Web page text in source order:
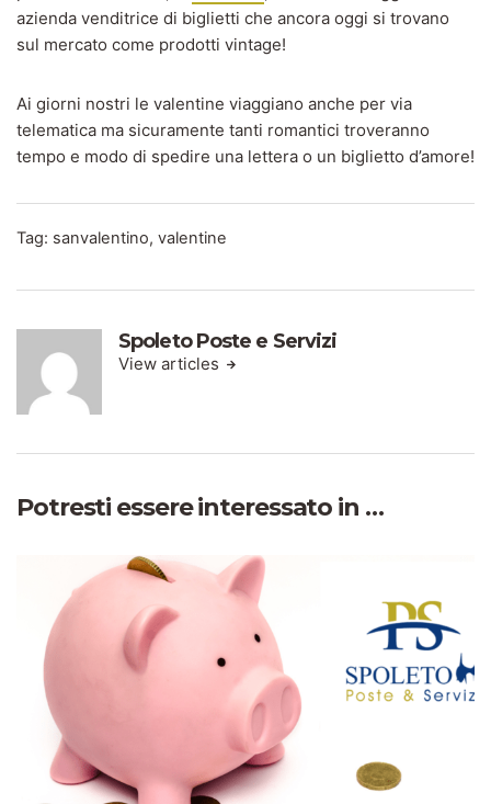
azienda venditrice di biglietti che ancora oggi si trovano
sul mercato come prodotti vintage!
Ai giorni nostri le valentine viaggiano anche per via
telematica ma sicuramente tanti romantici troveranno
tempo e modo di spedire una lettera o un biglietto d’amore!
Tag: sanvalentino, valentine
Spoleto Poste e Servizi
View articles
Potresti essere interessato in …